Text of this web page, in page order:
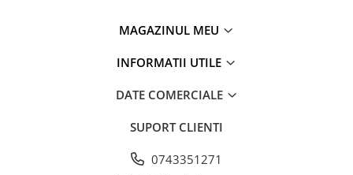
VANATOARE - PESCUIT
MAGAZINUL MEU
INFORMATII UTILE
DATE COMERCIALE
SUPORT CLIENTI
0743351271